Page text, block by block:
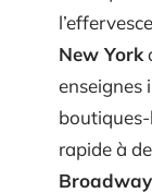
New York
enseignes
rapide à
Broadway